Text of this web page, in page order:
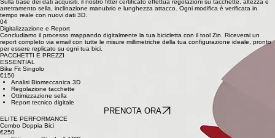
che un'analisi statica non può offrire.
03
Regolazioni Mirate
Sulla base dei dati acquisiti, il nostro fitter certificato effettua regolazioni su tacchette, altezza e
arretramento sella, inclinazione manubrio e lunghezza attacco. Ogni modifica è verificata in
tempo reale con nuovi dati 3D.
04
Digitalizzazione e Report
Concludiamo il processo mappando digitalmente la tua bicicletta con il tool Zin. Riceverai un
report completo via email con tutte le misure millimetriche della tua configurazione ideale, pronto
per essere replicato su ogni tua bici.
PACCHETTI E PREZZI
ESSENTIAL
Bike Fit Singolo
€150
Analisi Biomeccanica 3D
Ottimizzazione sella
Report tecnico digitale